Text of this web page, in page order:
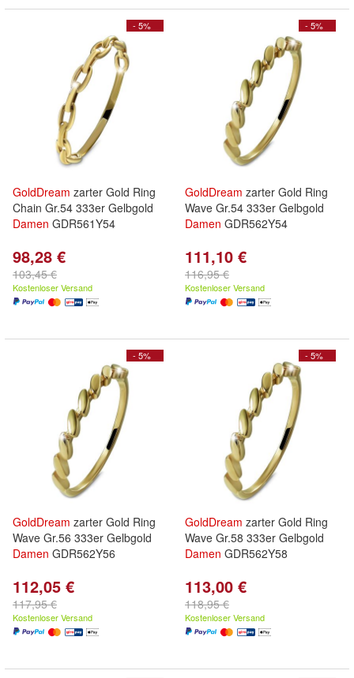
- 5%
GoldDream zarter Gold Ring
Chain Gr.54 333er Gelbgold
Damen GDR561Y54
98,28 €
103,45 €
Kostenloser Versand
- 5%
GoldDream zarter Gold Ring
Wave Gr.54 333er Gelbgold
Damen GDR562Y54
111,10 €
116,95 €
Kostenloser Versand
- 5%
GoldDream zarter Gold Ring
Wave Gr.56 333er Gelbgold
Damen GDR562Y56
112,05 €
117,95 €
Kostenloser Versand
- 5%
GoldDream zarter Gold Ring
Wave Gr.58 333er Gelbgold
Damen GDR562Y58
113,00 €
118,95 €
Kostenloser Versand